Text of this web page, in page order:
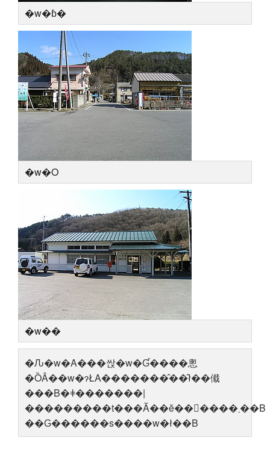
�w�ɓ�
�w�O
�w��
�Ԉ�w�A���싽�w�Ɠ����悤
�ȌÂ��w�ɂŁA�������̂��̂ł��傤
���B�ǂ�������|
���������t���Ă��ĕ������܂��B
��Ԍ������s����w�ł��B